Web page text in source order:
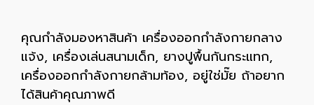
คุณกำลังมองหาสินค้า เครื่องออกกำลังกายกลาง
แจ้ง, เครื่องเล่นสนามเด็ก, ยางปูพื้นกันกระแทก,
เครื่องออกกำลังกายกล้ามท้อง, อยู่ใช่มั๊ย ถ้าอยาก
ได้สินค้าคุณภาพดี